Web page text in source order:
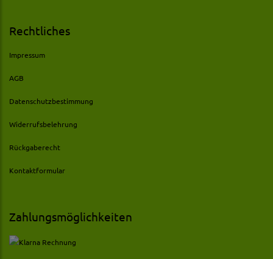
Rechtliches
Impressum
AGB
Datenschutzbestimmung
Widerrufsbelehrung
Rückgaberecht
Kontaktformular
Zahlungsmöglichkeiten